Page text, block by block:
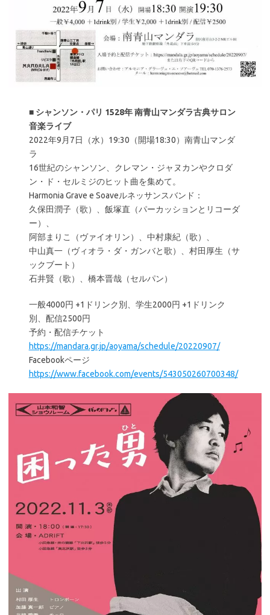
■ シャンソン・パリ 1528年 南青山マンダラ古典サロン
音楽ライブ
2022年9月7日（水）19:30（開場18:30）南青山マンダ
ラ
16世紀のシャンソン、クレマン・ジャヌカンやクロダ
ン・ド・セルミジのヒット曲を集めて。
Harmonia Grave e Soaveルネッサンスバンド：
久保田潤子（歌）、飯塚直（パーカッションとリコーダ
ー）、
阿部まりこ（ヴァイオリン）、中村康紀（歌）、
中山真一（ヴィオラ・ダ・ガンバと歌）、村田厚生（サ
ックブート）
石井賢（歌）、橋本晋哉（セルパン）
一般4000円 +1ドリンク別、学生2000円 +1ドリンク
別、配信2500円
予約・配信チケット
https://mandara.gr.jp/aoyama/schedule/20220907/
Facebookページ
https://www.facebook.com/events/543050260700348/